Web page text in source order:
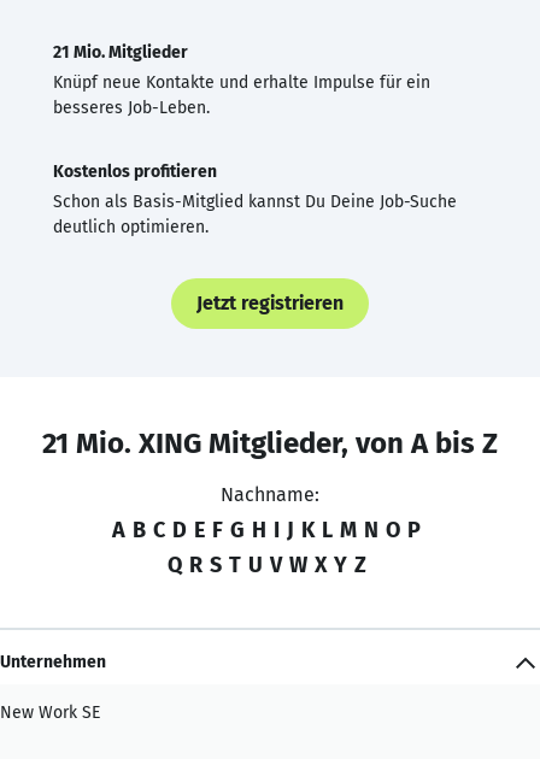
21 Mio. Mitglieder
Knüpf neue Kontakte und erhalte Impulse für ein
besseres Job-Leben.
Kostenlos profitieren
Schon als Basis-Mitglied kannst Du Deine Job-Suche
deutlich optimieren.
Jetzt registrieren
21 Mio. XING Mitglieder, von A bis Z
Nachname:
A B C D E F G H I J K L M N O P
Q R S T U V W X Y Z
Unternehmen
New Work SE